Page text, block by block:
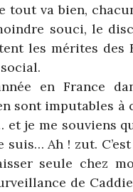
tout va bien,
souci, le
les mérites des
en France
sont imputables à
je me souviens
suis… Ah ! zut.
seule chez
de